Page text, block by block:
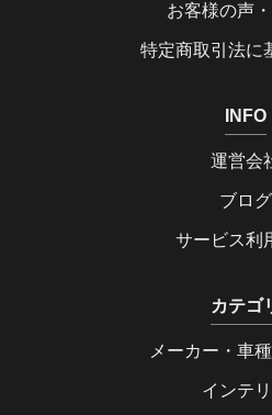
お客様の声
特定商取引法に
INFO
運営会
ブログ
サービス利
カテゴ
メーカー・車
インテ